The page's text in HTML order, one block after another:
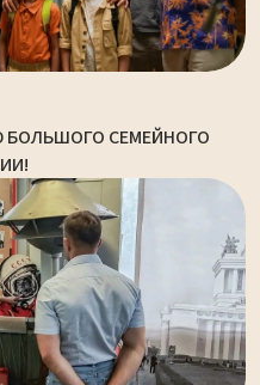
БОЛЬШОГО СЕМЕЙНОГО